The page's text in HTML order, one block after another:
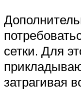
сетки. Для
затрагивая